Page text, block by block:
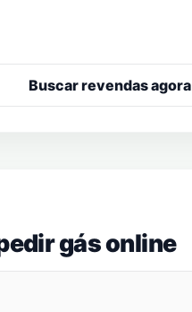
Buscar revendas agora
gás online